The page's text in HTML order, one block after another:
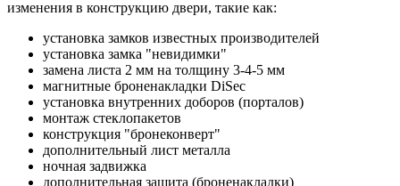
изменения в конструкцию двери, такие как:
установка замков известных производителей
установка замка "невидимки"
замена листа 2 мм на толщину 3-4-5 мм
магнитные броненакладки DiSec
установка внутренних доборов (порталов)
монтаж стеклопакетов
конструкция "бронеконверт"
дополнительный лист металла
ночная задвижка
дополнительная защита (броненакладки)